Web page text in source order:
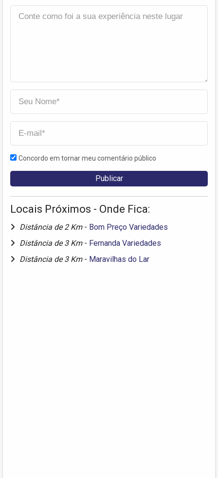
Concordo em tornar meu comentário público
Locais Próximos - Onde Fica:
Distância de 2 Km - Bom Preço Variedades
Distância de 3 Km - Fernanda Variedades
Distância de 3 Km - Maravilhas do Lar